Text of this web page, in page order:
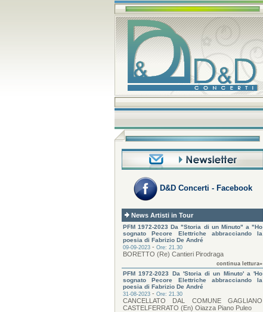
D&D Concerti - Facebook
News Artisti in Tour
PFM 1972-2023 Da "Storia di un Minuto" a "Ho
sognato Pecore Elettriche abbracciando la
poesia di Fabrizio De André
09-09-2023 - Ore: 21.30
BORETTO (Re) Cantieri Pirodraga
continua lettura»
PFM 1972-2023 Da 'Storia di un Minuto' a 'Ho
sognato Pecore Elettriche abbracciando la
poesia di Fabrizio De André
31-08-2023 - Ore: 21.30
CANCELLATO DAL COMUNE GAGLIANO
CASTELFERRATO (En) Oiazza Piano Puleo